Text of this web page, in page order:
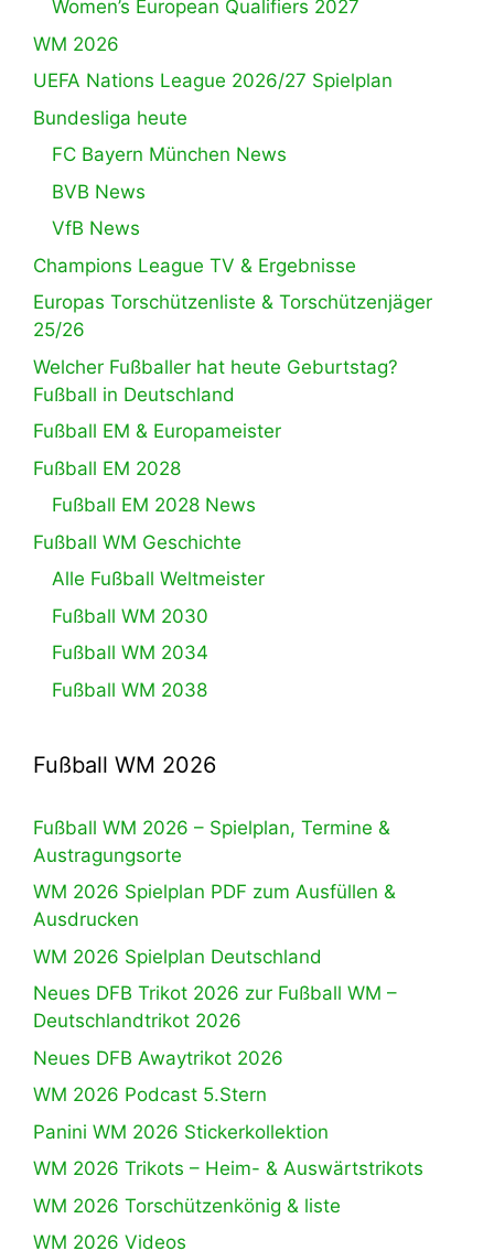
Women’s European Qualifiers 2027
WM 2026
UEFA Nations League 2026/27 Spielplan
Bundesliga heute
FC Bayern München News
BVB News
VfB News
Champions League TV & Ergebnisse
Europas Torschützenliste & Torschützenjäger
25/26
Welcher Fußballer hat heute Geburtstag?
Fußball in Deutschland
Fußball EM & Europameister
Fußball EM 2028
Fußball EM 2028 News
Fußball WM Geschichte
Alle Fußball Weltmeister
Fußball WM 2030
Fußball WM 2034
Fußball WM 2038
Fußball WM 2026
Fußball WM 2026 – Spielplan, Termine &
Austragungsorte
WM 2026 Spielplan PDF zum Ausfüllen &
Ausdrucken
WM 2026 Spielplan Deutschland
Neues DFB Trikot 2026 zur Fußball WM –
Deutschlandtrikot 2026
Neues DFB Awaytrikot 2026
WM 2026 Podcast 5.Stern
Panini WM 2026 Stickerkollektion
WM 2026 Trikots – Heim- & Auswärtstrikots
WM 2026 Torschützenkönig & liste
WM 2026 Videos